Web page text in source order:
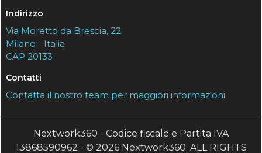
Indirizzo
Via Moretto da Brescia, 22
Milano - Italia
CAP 20133
Contatti
Contatta il nostro team per maggiori informazioni
Nextwork360 - Codice fiscale e Partita IVA
13868590962 - © 2026 Nextwork360. ALL RIGHTS